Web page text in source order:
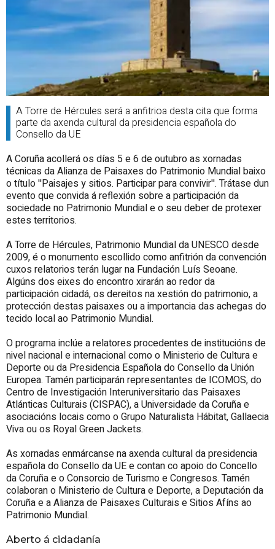
A Torre de Hércules será a anfitrioa desta cita que forma
parte da axenda cultural da presidencia española do
Consello da UE
A Coruña acollerá os días 5 e 6 de outubro as xornadas
técnicas da Alianza de Paisaxes do Patrimonio Mundial baixo
o título ''Paisajes y sitios. Participar para convivir''. Trátase dun
evento que convida á reflexión sobre a participación da
sociedade no Patrimonio Mundial e o seu deber de protexer
estes territorios.
A Torre de Hércules, Patrimonio Mundial da UNESCO desde
2009, é o monumento escollido como anfitrión da convención
cuxos relatorios terán lugar na Fundación Luís Seoane.
Algúns dos eixes do encontro xirarán ao redor da
participación cidadá, os dereitos na xestión do patrimonio, a
protección destas paisaxes ou a importancia das achegas do
tecido local ao Patrimonio Mundial.
O programa inclúe a relatores procedentes de institucións de
nivel nacional e internacional como o Ministerio de Cultura e
Deporte ou da Presidencia Española do Consello da Unión
Europea. Tamén participarán representantes de ICOMOS, do
Centro de Investigación Interuniversitario das Paisaxes
Atlánticas Culturais (CISPAC), a Universidade da Coruña e
asociacións locais como o Grupo Naturalista Hábitat, Gallaecia
Viva ou os Royal Green Jackets.
As xornadas enmárcanse na axenda cultural da presidencia
española do Consello da UE e contan co apoio do Concello
da Coruña e o Consorcio de Turismo e Congresos. Tamén
colaboran o Ministerio de Cultura e Deporte, a Deputación da
Coruña e a Alianza de Paisaxes Culturais e Sitios Afíns ao
Patrimonio Mundial.
Aberto á cidadanía